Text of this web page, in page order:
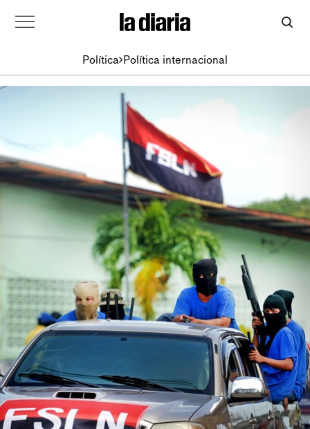
Política Política internacional